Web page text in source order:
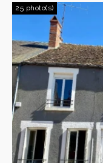
25 photo(s)